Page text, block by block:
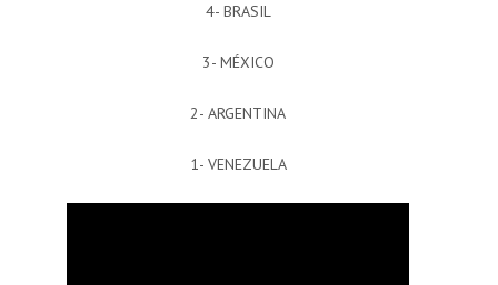
4- BRASIL
3- MÉXICO
2- ARGENTINA
1- VENEZUELA